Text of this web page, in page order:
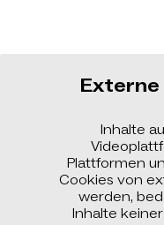
Externe
Inhalte
Plattformen
Cookies von
werden,
Inhalte